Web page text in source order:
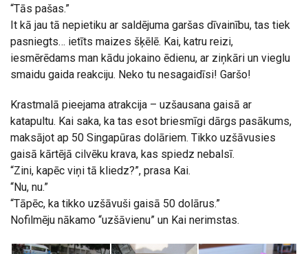
“Tās pašas.”
It kā jau tā nepietiku ar saldējuma garšas dīvainību, tas tiek
pasniegts… ietīts maizes šķēlē. Kai, katru reizi,
iesmērēdams man kādu jokaino ēdienu, ar ziņkāri un vieglu
smaidu gaida reakciju. Neko tu nesagaidīsi! Garšo!
Krastmalā pieejama atrakcija – uzšausana gaisā ar
katapultu. Kai saka, ka tas esot briesmīgi dārgs pasākums,
maksājot ap 50 Singapūras dolāriem. Tikko uzšāvusies
gaisā kārtējā cilvēku krava, kas spiedz nebalsī.
“Zini, kapēc viņi tā kliedz?”, prasa Kai.
“Nu, nu.”
“Tāpēc, ka tikko uzšāvuši gaisā 50 dolārus.”
Nofilmēju nākamo “uzšāvienu” un Kai nerimstas.